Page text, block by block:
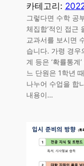
카테고리:
그렇다면 수학 공
체집합‘적인 접근
교과서를 보시면
습니다. 가령 경우
계 등은 ‘확률통계
느 단원은 1학년
나누어 수업을 합
내용이…